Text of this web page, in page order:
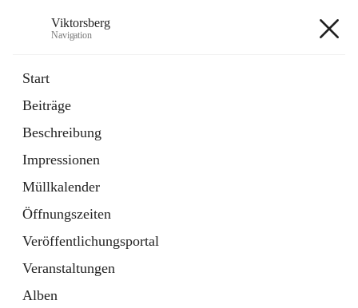
Viktorsberg
Navigation
Start
Beiträge
Beschreibung
Impressionen
Müllkalender
Öffnungszeiten
Veröffentlichungsportal
Veranstaltungen
Alben
1 Schnellzugriff
Bürgerservice
10 Schnellzugriffe